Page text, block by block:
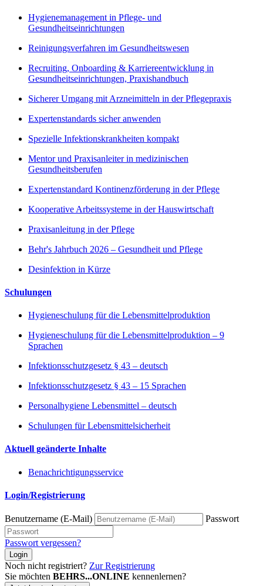
Hygienemanagement in Pflege- und
Gesundheitseinrichtungen
Reinigungsverfahren im Gesundheitswesen
Recruiting, Onboarding & Karriereentwicklung in
Gesundheitseinrichtungen, Praxishandbuch
Sicherer Umgang mit Arzneimitteln in der Pflegepraxis
Expertenstandards sicher anwenden
Spezielle Infektionskrankheiten kompakt
Mentor und Praxisanleiter in medizinischen
Gesundheitsberufen
Expertenstandard Kontinenzförderung in der Pflege
Kooperative Arbeitssysteme in der Hauswirtschaft
Praxisanleitung in der Pflege
Behr's Jahrbuch 2026 – Gesundheit und Pflege
Desinfektion in Kürze
Schulungen
Hygieneschulung für die Lebensmittelproduktion
Hygieneschulung für die Lebensmittelproduktion – 9
Sprachen
Infektionsschutzgesetz § 43 – deutsch
Infektionsschutzgesetz § 43 – 15 Sprachen
Personalhygiene Lebensmittel – deutsch
Schulungen für Lebensmittelsicherheit
Aktuell geänderte Inhalte
Benachrichtigungsservice
Login/Registrierung
Benutzername (E-Mail) Passwort
Passwort vergessen?
Login
Noch nicht registriert? Zur Registrierung
Sie möchten BEHRS...ONLINE kennenlernen?